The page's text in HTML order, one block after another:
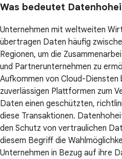
Was bedeutet
Unternehmen mit weltweiten
übertragen Daten häufig
Regionen, um die
und Partnerunternehmen zu
Aufkommen von Cloud-Diensten
zuverlässigen Plattformen zum
Daten einen geschützten,
diese Transaktionen.
den Schutz von vertraulichen
diesem Begriff die
Unternehmen in Bezug auf ihre